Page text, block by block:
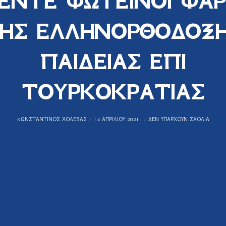
ΠΑΙΔΕΙΑΣ ΕΠΙ
ΤΟΥΡΚΟΚΡΑΤΙΑΣ
KΩΝΣΤΑΝΤΊΝΟΣ ΧΟΛΈΒΑΣ 14 ΑΠΡΙΛΊΟΥ 2021 ΔΕΝ ΥΠΆΡΧΟΥΝ ΣΧΌΛΙΑ